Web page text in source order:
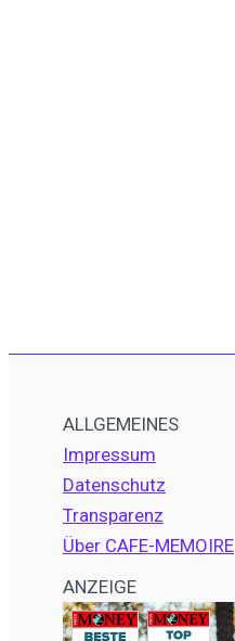
ALLGEMEINES
Impressum
Datenschutz
Transparenz
Über CAFE-MEMOIRE
ANZEIGE